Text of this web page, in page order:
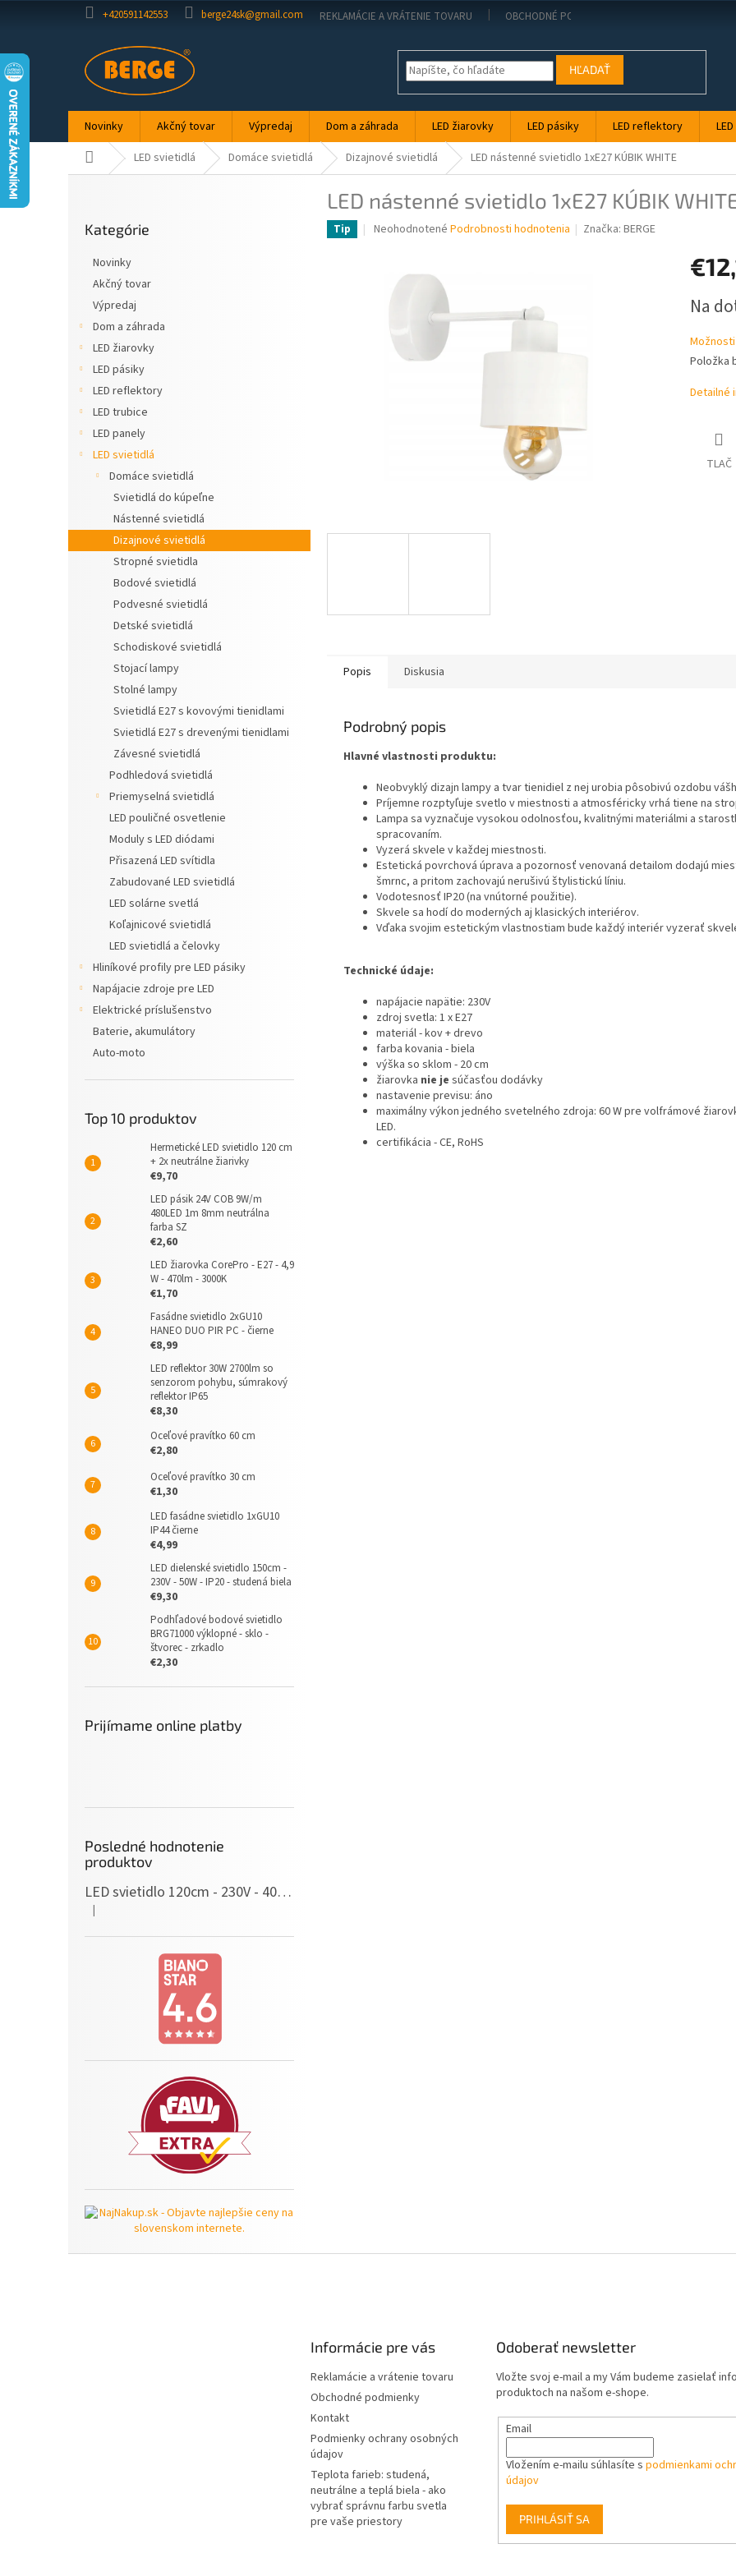
+420591142553 berge24sk@gmail.com REKLAMÁCIE A VRÁTENIE TOVARU OBCHODNÉ PODMIENKY
HĽADAŤ
Novinky Akčný tovar Výpredaj Dom a záhrada LED žiarovky LED pásiky LED reflektory
DomovLED svietidlá Domáce svietidlá Dizajnové svietidlá LED nástenné svietidlo 1xE27 KÚBIK WHITE
kategórie
Kategórie
Novinky
Akčný tovar
Výpredaj
Dom a záhrada
LED žiarovky
LED pásiky
LED reflektory
LED trubice
LED panely
LED svietidlá
Domáce svietidlá
Svietidlá do kúpeľne
Nástenné svietidlá
Dizajnové svietidlá
Stropné svietidla
Bodové svietidlá
Podvesné svietidlá
Detské svietidlá
Schodiskové svietidlá
Stojací lampy
Stolné lampy
Svietidlá E27 s kovovými tienidlami
Svietidlá E27 s drevenými tienidlami
Závesné svietidlá
Podhledová svietidlá
Priemyselná svietidlá
LED pouličné osvetlenie
Moduly s LED diódami
Přisazená LED svítidla
Zabudované LED svietidlá
LED solárne svetlá
Koľajnicové svietidlá
LED svietidlá a čelovky
Hliníkové profily pre LED pásiky
Napájacie zdroje pre LED
Elektrické príslušenstvo
Baterie, akumulátory
Auto-moto
Top 10 produktov
Hermetické LED svietidlo 120 cm
+ 2x neutrálne žiarivky
€9,70
LED pásik 24V COB 9W/m
480LED 1m 8mm neutrálna
farba SZ
€2,60
LED žiarovka CorePro - E27 - 4,9
W - 470lm - 3000K
€1,70
Fasádne svietidlo 2xGU10
HANEO DUO PIR PC - čierne
€8,99
LED reflektor 30W 2700lm so
senzorom pohybu, súmrakový
reflektor IP65
€8,30
Oceľové pravítko 60 cm
€2,80
Oceľové pravítko 30 cm
€1,30
LED fasádne svietidlo 1xGU10
IP44 čierne
€4,99
LED dielenské svietidlo 150cm -
230V - 50W - IP20 - studená biela
€9,30
Podhľadové bodové svietidlo
BRG71000 výklopné - sklo -
štvorec - zrkadlo
€2,30
Prijímame online platby
Posledné hodnotenie
produktov
LED svietidlo 120cm - 230V - 40W - IP20 - neutrálna biela
Hodnotenie produktu je 5 z 5 hviezdičiek.
|
LED nástenné svietidlo 1xE27 KÚBIK
Tip
Priemerné
Neohodnotené Podrobnosti hodnotenia Značka:BERGE
cena:
Na
Položka
Detailné
TLAČ
Popis Diskusia
Podrobný popis
Hlavné vlastnosti produktu:
Neobvyklý dizajn lampy a tvar tienidiel z nej urobia pôsobivú ozdobu
Príjemne rozptyľuje svetlo v miestnosti a atmosféricky vrhá tiene na
Lampa sa vyznačuje vysokou odolnosťou, kvalitnými materiálmi a
spracovaním.
Vyzerá skvele v každej miestnosti.
Estetická povrchová úprava a pozornosť venovaná detailom dodajú
šmrnc, a pritom zachovajú nerušivú štylistickú líniu.
Vodotesnosť IP20 (na vnútorné použitie).
Skvele sa hodí do moderných aj klasických interiérov.
Vďaka svojim estetickým vlastnostiam bude každý interiér vyzerať
Technické údaje:
napájacie napätie: 230V
zdroj svetla: 1 x E27
materiál - kov + drevo
farba kovania - biela
výška so sklom - 20 cm
žiarovka nie je súčasťou dodávky
nastavenie previsu: áno
maximálny výkon jedného svetelného zdroja: 60 W pre volfrámové
LED.
certifikácia - CE, RoHS
Informácie pre vás
Reklamácie a vrátenie tovaru
Obchodné podmienky
Kontakt
Podmienky ochrany osobných
údajov
Teplota farieb: studená,
neutrálne a teplá biela - ako
vybrať správnu farbu svetla
pre vaše priestory
Odoberať newsletter
Vložte svoj e-mail a my Vám budeme zasielať
produktoch na našom e-shope.
Email
Vložením e-mailu súhlasíte s podmienkami
údajov
PRIHLÁSIŤ SA